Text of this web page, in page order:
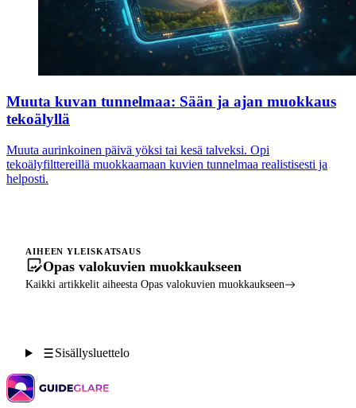
Muuta kuvan tunnelmaa: Sään ja ajan muokkaus
tekoälyllä
Muuta aurinkoinen päivä yöksi tai kesä talveksi. Opi
tekoälyfilttereillä muokkaamaan kuvien tunnelmaa realistisesti ja
helposti.
AIHEEN YLEISKATSAUS
Opas valokuvien muokkaukseen
Kaikki artikkelit aiheesta Opas valokuvien muokkaukseen
Sisällysluettelo